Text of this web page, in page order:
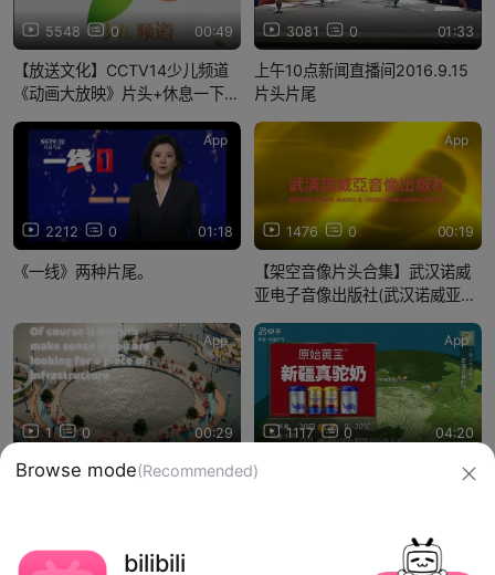
5548 0 00:49
【放送文化】CCTV14少儿频道
《动画大放映》片头+休息一下马
+片尾(2013.8.18)
3081 0 01:33
上午10点新闻直播间2016.9.15
片头片尾
2212 0 01:18
App
《一线》两种片尾。
1476 0 00:19
App
【架空音像片头合集】武汉诺威
亚电子音像出版社(武汉诺威亚音
1 0 00:29
App
Would this boost tourism?
1117 0 04:20
App
天气预报倒放加空耳字幕（2）
Browse mode(Recommended)
bilibili
网络文化经营许可证 沪网文【2019】3804-274号